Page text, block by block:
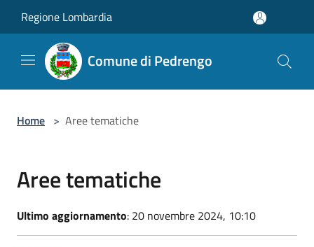
Regione Lombardia
Comune di Pedrengo
Home > Aree tematiche
Aree tematiche
Ultimo aggiornamento: 20 novembre 2024, 10:10